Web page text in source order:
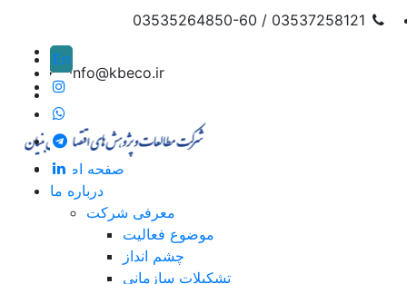
03537258121 / 03535264850-60
info@kbeco.ir
En
صفحه اصلی
درباره ما
معرفی شرکت
موضوع فعالیت
چشم انداز
تشکیلات سازمانی